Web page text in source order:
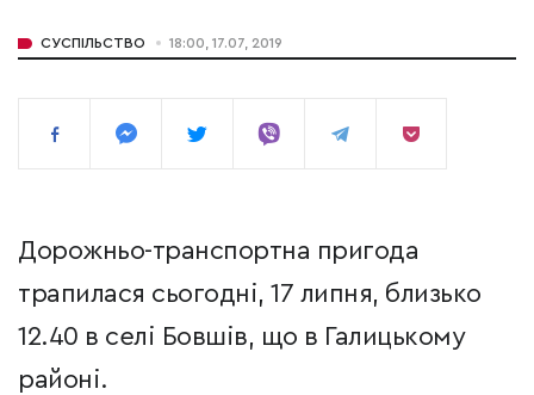
СУСПІЛЬСТВО 18:00, 17.07, 2019
Дорожньо-транспортна пригода
трапилася сьогодні, 17 липня, близько
12.40 в селі Бовшів, що в Галицькому
районі.